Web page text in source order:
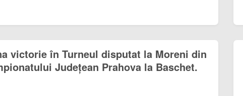
victorie în Turneul disputat la Moreni din
Județean Prahova la Baschet.